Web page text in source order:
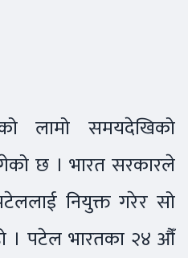
लामो समयदेखिको
छ । भारत सरकारले
नियुक्त गरेर सो
हो । पटेल भारतका २४ औँ